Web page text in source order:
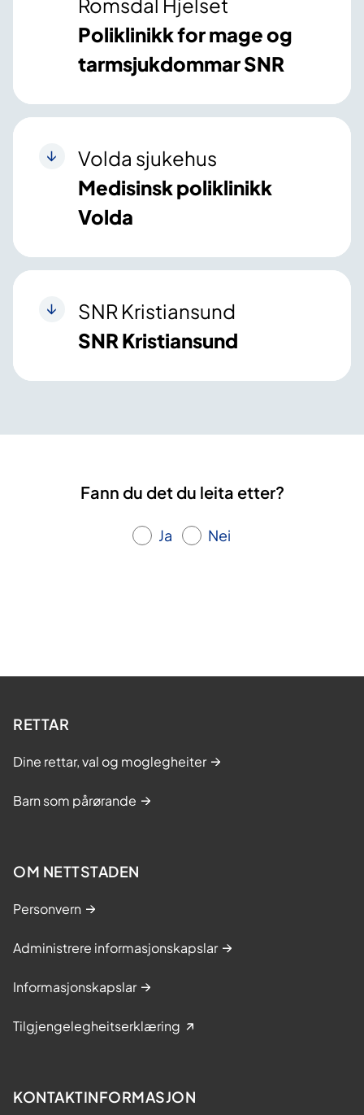
Romsdal Hjelset
Poliklinikk for mage og
tarmsjukdommar SNR
Volda sjukehus
Medisinsk poliklinikk
Volda
SNR Kristiansund
SNR Kristiansund
Fann du det du leita etter?
Ja Nei
RETTAR
Dine rettar, val og moglegheiter
Barn som pårørande
OM NETTSTADEN
Personvern
Administrere informasjonskapslar
Informasjonskapslar
Tilgjengelegheitserklæring
KONTAKTINFORMASJON